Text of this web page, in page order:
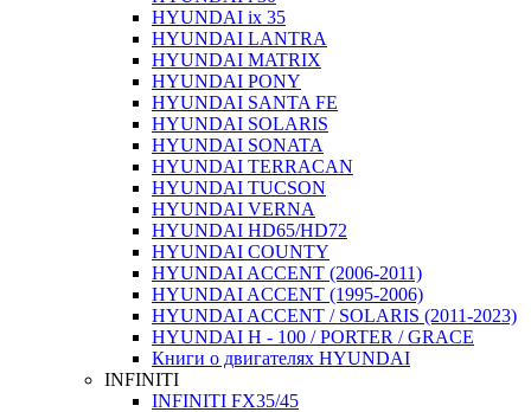
HYUNDAI ix 35
HYUNDAI LANTRA
HYUNDAI MATRIX
HYUNDAI PONY
HYUNDAI SANTA FE
HYUNDAI SOLARIS
HYUNDAI SONATA
HYUNDAI TERRACAN
HYUNDAI TUCSON
HYUNDAI VERNA
HYUNDAI HD65/HD72
HYUNDAI COUNTY
HYUNDAI ACCENT (2006-2011)
HYUNDAI ACCENT (1995-2006)
HYUNDAI ACCENT / SOLARIS (2011-2023)
HYUNDAI H - 100 / PORTER / GRACE
Книги о двигателях HYUNDAI
INFINITI
INFINITI FX35/45